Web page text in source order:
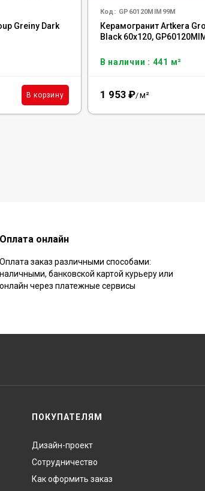
Greiny Dark
В корзину
Код: GP60120MIM99M
Керамогранит Artkera
Black 60x120,
В наличии : 441 м²
1 953 ₽/м²
Оплата онлайн
Оплата заказ различными способами:
наличными, банковской картой курьеру или
онлайн через платежные сервисы
ПОКУПАТЕЛЯМ
Дизайн-проект
Сотрудничество
Как оформить заказ